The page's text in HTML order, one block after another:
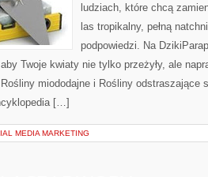
ludziach, które chcą
las tropikalny, pełną
podpowiedzi. Na
Twoje kwiaty nie tylko przeżyły, ale
miododajne i Rośliny odstraszające
[…]
MEDIA MARKETING